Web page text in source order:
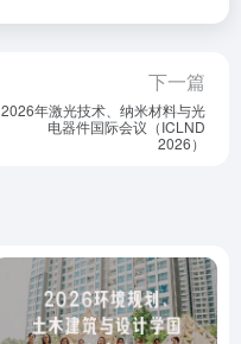
下一篇
2026年激光技术、纳米材料与光
电器件国际会议（ICLND
2026）